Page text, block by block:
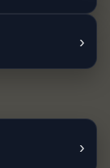
›
›